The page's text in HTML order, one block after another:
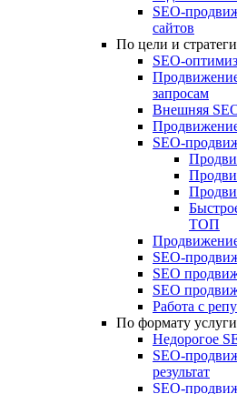
SEO-
сайтов
По цели и
SEO-
запросам
Внешняя
SEO-
ТОП
SEO-
SEO
SEO
Работа с
По формату
Недорогое
SEO-
результат
SEO-